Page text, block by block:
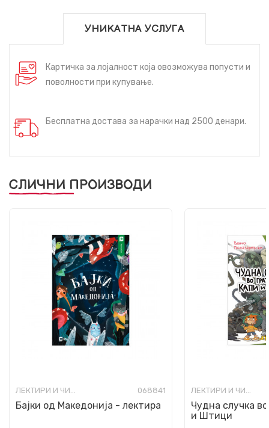
УНИКАТНА УСЛУГА
Картичка за лојалност која овозможува попусти и
поволности при купување.
Бесплатна достава за нарачки над 2500 денари.
СЛИЧНИ ПРОИЗВОДИ
ЛЕКТИРИ И ЧИТАНКИ ЗА ОСНОВНО ОБРАЗОВАНИЕ 068841
Бајки од Македонија - лектира
ЛЕКТИРИ И ЧИТАНКИ ЗА ОСНОВНО ОБРАЗОВАНИЕ
Чудна случка
и Штици